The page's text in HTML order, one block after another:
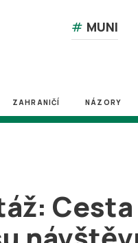
# MUNI
ZAHRANIČÍ NÁZORY